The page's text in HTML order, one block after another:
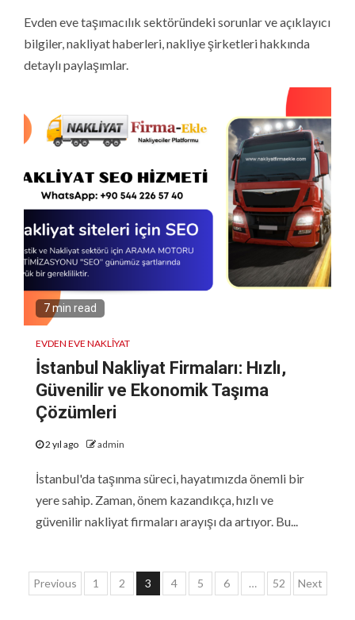
Evden eve taşımacılık sektöründeki sorunlar ve açıklayıcı
bilgiler, nakliyat haberleri, nakliye şirketleri hakkında
detaylı paylaşımlar.
7 min read
EVDEN EVE NAKLIYAT
İstanbul Nakliyat Firmaları: Hızlı,
Güvenilir ve Ekonomik Taşıma
Çözümleri
2 yıl ago admin
İstanbul'da taşınma süreci, hayatımızda önemli bir
yere sahip. Zaman, önem kazandıkça, hızlı ve
güvenilir nakliyat firmaları arayışı da artıyor. Bu...
Yazı
Previous 1 2 3 4 5 6 … 52 Next